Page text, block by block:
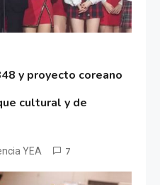
y proyecto coreano
cultural y de
YEA 7